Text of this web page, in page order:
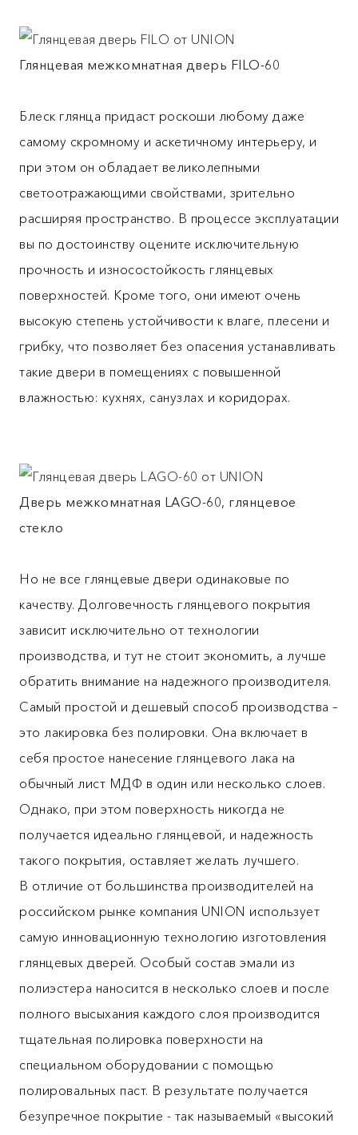
Глянцевая межкомнатная дверь FILO-60
Блеск глянца придаст роскоши любому даже
самому скромному и аскетичному интерьеру, и
при этом он обладает великолепными
светоотражающими свойствами, зрительно
расширяя пространство. В процессе эксплуатации
вы по достоинству оцените исключительную
прочность и износостойкость глянцевых
поверхностей. Кроме того, они имеют очень
высокую степень устойчивости к влаге, плесени и
грибку, что позволяет без опасения устанавливать
такие двери в помещениях с повышенной
влажностью: кухнях, санузлах и коридорах.
Дверь межкомнатная LAGO-60, глянцевое
стекло
Но не все глянцевые двери одинаковые по
качеству. Долговечность глянцевого покрытия
зависит исключительно от технологии
производства, и тут не стоит экономить, а лучше
обратить внимание на надежного производителя.
Самый простой и дешевый способ производства –
это лакировка без полировки. Она включает в
себя простое нанесение глянцевого лака на
обычный лист МДФ в один или несколько слоев.
Однако, при этом поверхность никогда не
получается идеально глянцевой, и надежность
такого покрытия, оставляет желать лучшего.
В отличие от большинства производителей на
российском рынке компания UNION использует
самую инновационную технологию изготовления
глянцевых дверей. Особый состав эмали из
полиэстера наносится в несколько слоев и после
полного высыхания каждого слоя производится
тщательная полировка поверхности на
специальном оборудовании с помощью
полировальных паст. В результате получается
безупречное покрытие - так называемый «высокий